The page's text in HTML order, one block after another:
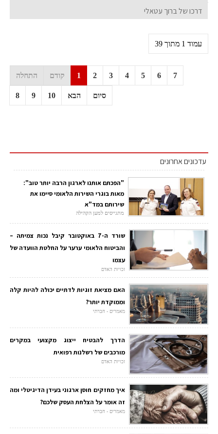
דרכו של ברוך עטאלי
עמוד 1 מתוך 39
התחלה קודם 1 2 3 4 5 6 7
8 9 10 הבא סיום
עדכונים אחרונים
"הפכתם אותנו לארגון הרבה יותר טוב":
מאות בוגרי השירות הלאומי סיימו את
שירותם במד"א
מתגייסים למען הקהילה
שורד ה-7 באוקטובר קיבל נכות צמיתה –
והביטוח הלאומי ערער על החלטת הוועדה של
עצמו
זכויות האדם
האם מציאת זוגיות לדתיים יכולה להיות קלה
וממוקדת יותר?
מאמרים - חברתי
הדרך להבטיח ייצוג מקצועי במקרים
מורכבים של רשלנות רפואית
זכויות האדם
איך מחזקים חוסן ארגוני בעידן הדיגיטלי ומה
זה אומר על הצלחת העסק שלכם?
מאמרים - חברתי